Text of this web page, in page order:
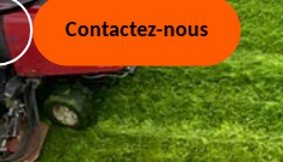
Contactez-nous